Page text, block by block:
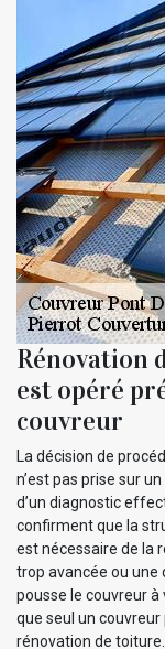
Rénovation
est opéré
couvreur
La décision de
n’est pas prise sur
d’un diagnostic
confirment que la
est nécessaire de la
trop avancée ou
pousse le couvreur
que seul un
rénovation de toiture.